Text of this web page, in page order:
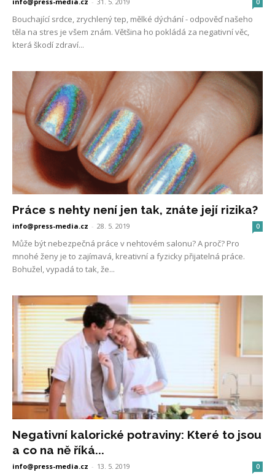
0
Bouchající srdce, zrychlený tep, mělké dýchání - odpověď našeho
těla na stres je všem znám. Většina ho pokládá za negativní věc,
která škodí zdraví...
Práce s nehty není jen tak, znáte její rizika?
info@press-media.cz - 28. 5. 2019 0
Může být nebezpečná práce v nehtovém salonu? A proč? Pro
mnohé ženy je to zajímavá, kreativní a fyzicky přijatelná práce.
Bohužel, vypadá to tak, že...
Negativní kalorické potraviny: Které to jsou
a co na ně říká...
info@press-media.cz - 13. 5. 2019 0